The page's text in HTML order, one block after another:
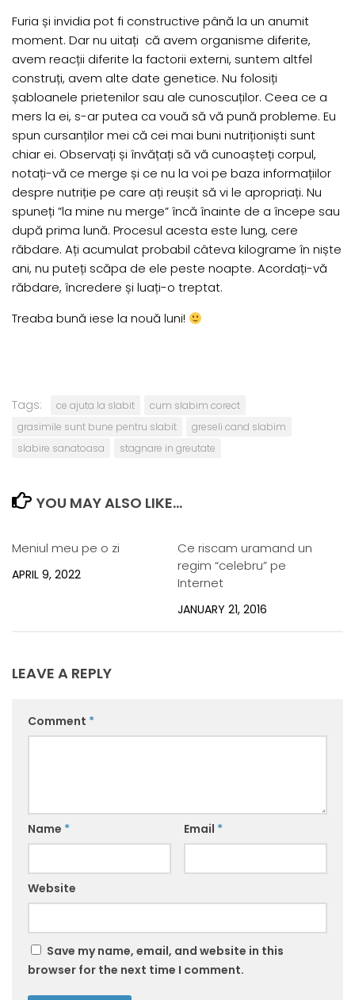
Furia și invidia pot fi constructive până la un anumit
moment. Dar nu uitați că avem organisme diferite,
avem reacții diferite la factorii externi, suntem altfel
construți, avem alte date genetice. Nu folosiți
șabloanele prietenilor sau ale cunoscuților. Ceea ce a
mers la ei, s-ar putea ca vouă să vă pună probleme. Eu
spun cursanților mei că cei mai buni nutriționiști sunt
chiar ei. Observați și învățați să vă cunoașteți corpul,
notați-vă ce merge și ce nu la voi pe baza informațiilor
despre nutriție pe care ați reușit să vi le apropriați. Nu
spuneți ”la mine nu merge” încă înainte de a începe sau
după prima lună. Procesul acesta este lung, cere
răbdare. Ați acumulat probabil câteva kilograme în niște
ani, nu puteți scăpa de ele peste noapte. Acordați-vă
răbdare, încredere și luați-o treptat.
Treaba bună iese la nouă luni!
Tags: ce ajuta la slabit
cum slabim corect
grasimile sunt bune pentru slabit
greseli cand slabim
slabire sanatoasa
stagnare in greutate
YOU MAY ALSO LIKE...
Meniul meu pe o zi
APRIL 9, 2022
Ce riscam uramand un
regim “celebru” pe
Internet
JANUARY 21, 2016
LEAVE A REPLY
Comment *
Name * Email *
Website
Save my name, email, and website in this
browser for the next time I comment.